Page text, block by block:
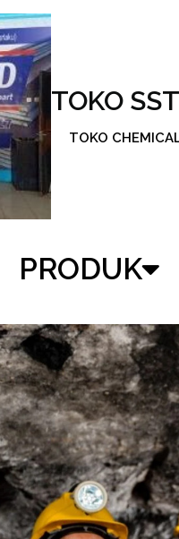
TOKO
TOKO
PRODUK